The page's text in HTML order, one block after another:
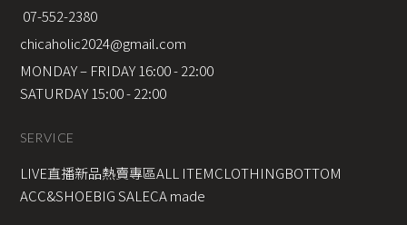
07-552-2380
chicaholic2024@gmail.com
MONDAY – FRIDAY 16:00 - 22:00
SATURDAY 15:00 - 22:00
SERVICE
LIVE直播新品熱賣專區ALL ITEMCLOTHINGBOTTOM
ACC&SHOEBIG SALECA made